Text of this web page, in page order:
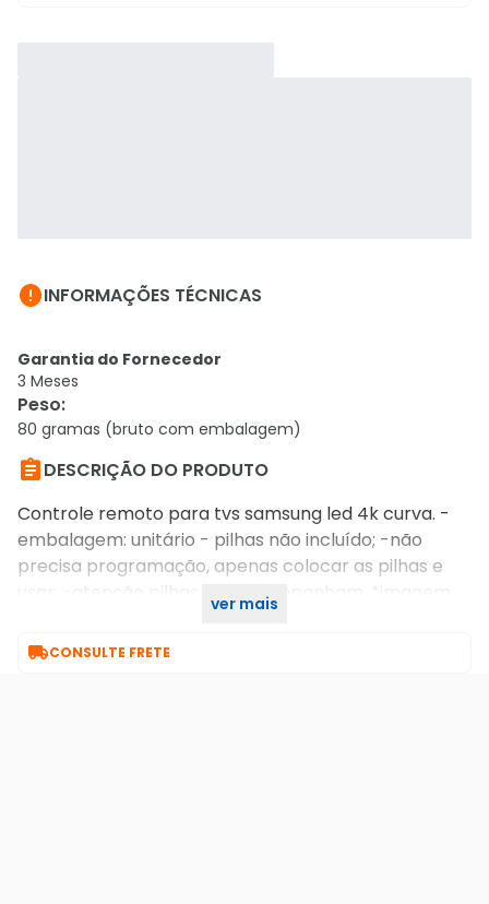
INFORMAÇÕES TÉCNICAS
Garantia do Fornecedor
3 Meses
Peso:
80 gramas (bruto com embalagem)
DESCRIÇÃO DO PRODUTO
Controle remoto para tvs samsung led 4k curva. -
embalagem: unitário - pilhas não incluído; -não
precisa programação, apenas colocar as pilhas e
usar; -atenção pilhas não acompanham. *imagem
ver mais
CONSULTE FRETE